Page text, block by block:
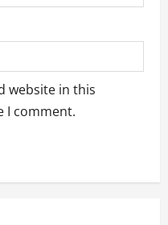
website in this
I comment.